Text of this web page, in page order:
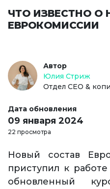
ЧТО ИЗВЕСТНО О
ЕВРОКОМИССИИ
Автор
Юлия Стриж
Отдел СЕО &
Дата обновления
09 января 2024
22 просмотра
Новый состав
приступил к
обновленный